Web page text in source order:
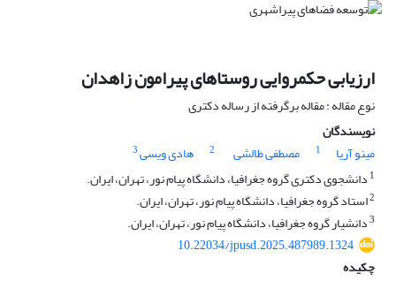
ارزیابی حکمروایی روستاهای پیرامون زاهدان
نوع مقاله : مقاله برگرفته از رساله دکتری
نویسندگان
مینو آریا
1 مصطفی طالشی 2 هادی ویسی3
1 دانشجوی دکتری گروه جغرافیا، دانشگاه پیام نور، تهران، ایران.
2استاد گروه جغرافیا، دانشگاه پیام نور، تهران، ایران.
3دانشیار گروه جغرافیا، دانشگاه پیام نور، تهران، ایران.
10.22034/jpusd.2025.487989.1324
چکیده